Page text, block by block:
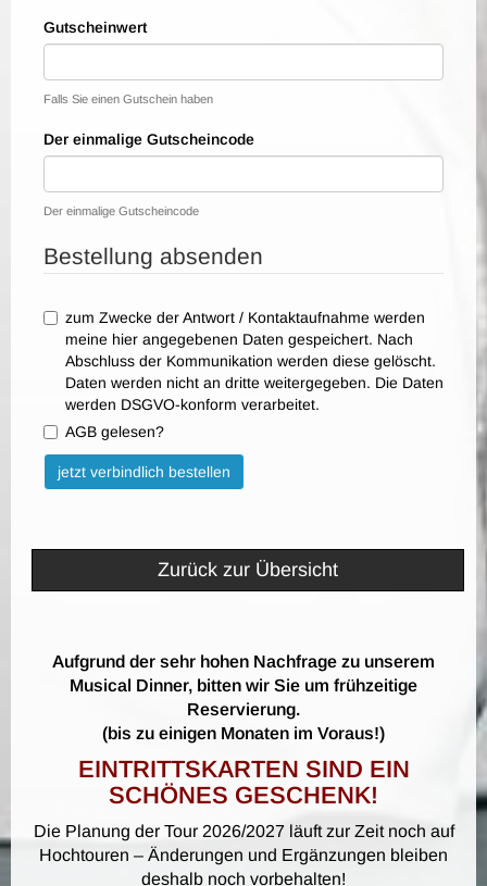
Gutscheinwert
Falls Sie einen Gutschein haben
Der einmalige Gutscheincode
Der einmalige Gutscheincode
Bestellung absenden
zum Zwecke der Antwort / Kontaktaufnahme werden
meine hier angegebenen Daten gespeichert. Nach
Abschluss der Kommunikation werden diese gelöscht.
Daten werden nicht an dritte weitergegeben. Die Daten
werden DSGVO-konform verarbeitet.
AGB gelesen?
Bitte nicht ausfüllen.
jetzt verbindlich bestellen
Zurück zur Übersicht
Aufgrund der sehr hohen Nachfrage zu unserem
Musical Dinner, bitten wir Sie um frühzeitige
Reservierung.
(bis zu einigen Monaten im Voraus!)
EINTRITTSKARTEN SIND EIN
SCHÖNES GESCHENK!
Die Planung der Tour 2026/2027 läuft zur Zeit noch auf
Hochtouren – Änderungen und Ergänzungen bleiben
deshalb noch vorbehalten!